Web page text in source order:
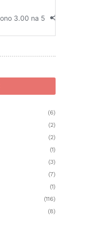
(6)
(2)
(2)
(1)
(3)
(7)
(1)
(116)
(8)